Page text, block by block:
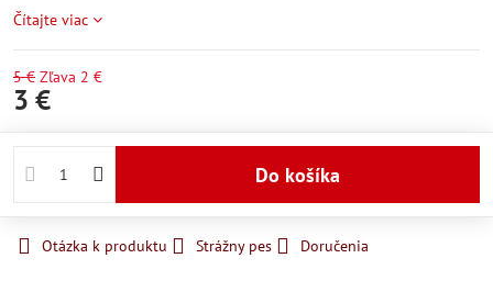
Čítajte viac
5 € Zľava 2 €
3 €
Do košíka
Otázka k produktu Strážny pes Doručenia